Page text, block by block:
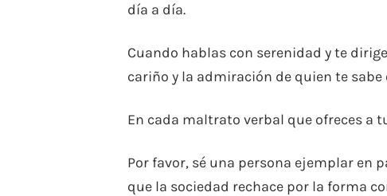
día a día.
Cuando hablas con serenidad y te
cariño y la admiración de quien te sabe
En cada maltrato verbal que ofreces a
Por favor, sé una persona ejemplar en
que la sociedad rechace por la forma